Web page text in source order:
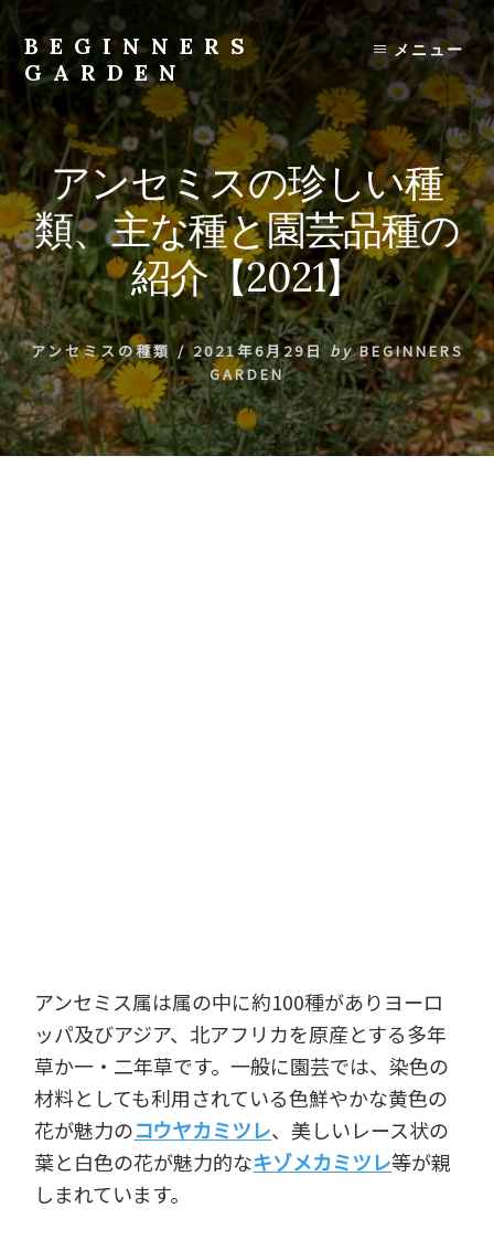
content
BEGINNERS
GARDEN
植
物
の
種
類
や
育
て
方
の
紹
介
を
行
メニュー
アンセミスの珍しい種
類、主な種と園芸品種の
紹介【2021】
アンセミスの種類/ 2021年6月29日 by BEGINNERS
GARDEN
アンセミス属は属の中に約100種がありヨーロ
ッパ及びアジア、北アフリカを原産とする多年
草か一・二年草です。一般に園芸では、染色の
材料としても利用されている色鮮やかな黄色の
花が魅力のコウヤカミツレ、美しいレース状の
葉と白色の花が魅力的なキゾメカミツレ等が親
しまれています。